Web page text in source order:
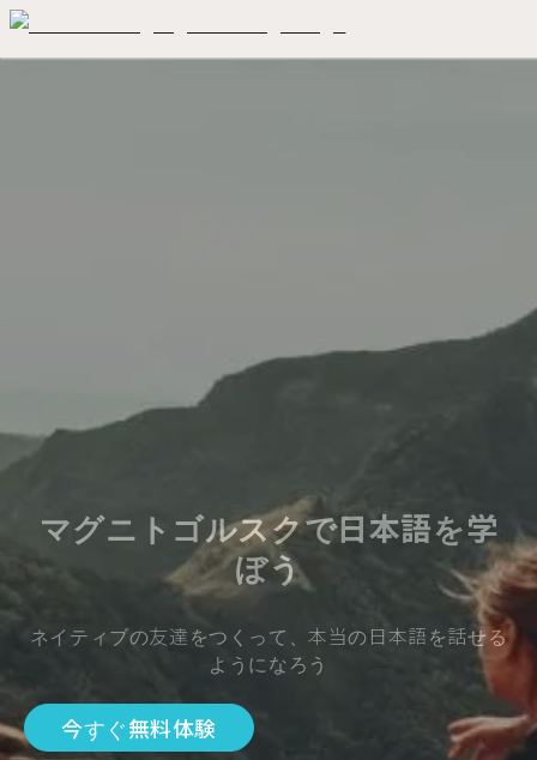
マグニトゴルスクで日本語を学
ぼう
ネイティブの友達をつくって、本当の日本語を話せる
ようになろう
今すぐ無料体験